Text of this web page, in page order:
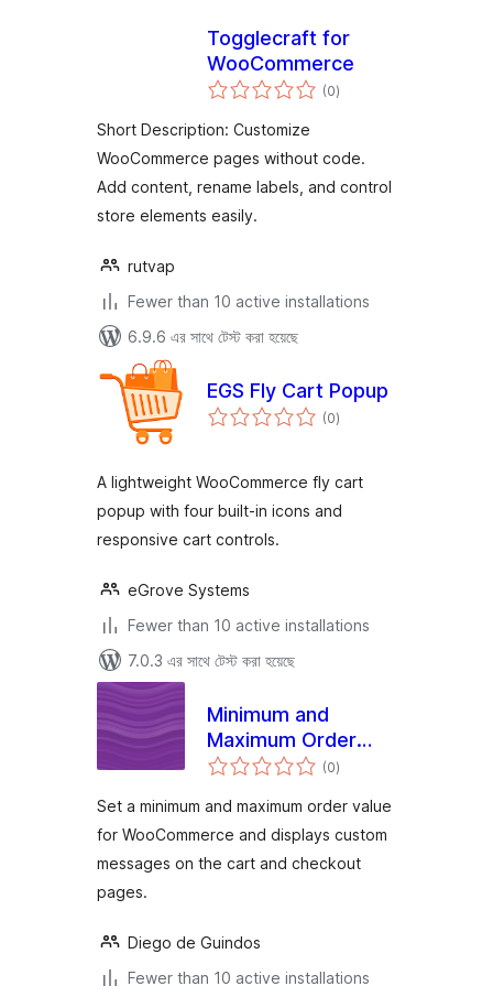
Togglecraft for
WooCommerce
(0total
ratings
)
Short Description: Customize
WooCommerce pages without code.
Add content, rename labels, and control
store elements easily.
rutvap
Fewer than 10 active installations
6.9.6 এর সাথে টেস্ট করা হয়েছে
EGS Fly Cart Popup
(0total
ratings
)
A lightweight WooCommerce fly cart
popup with four built-in icons and
responsive cart controls.
eGrove Systems
Fewer than 10 active installations
7.0.3 এর সাথে টেস্ট করা হয়েছে
Minimum and
Maximum Order
Value for
(0total
ratings
)
Set a minimum and maximum order value
for WooCommerce and displays custom
messages on the cart and checkout
pages.
Diego de Guindos
Fewer than 10 active installations